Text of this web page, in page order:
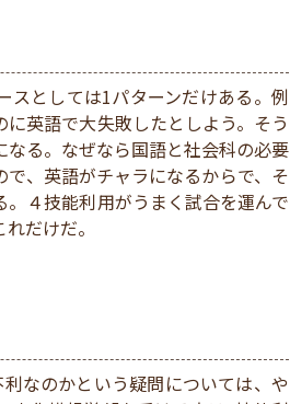
スとしては1パターンだけある。例
英語で大失敗したとしよう。そう
る。なぜなら国語と社会科の必要
、英語がチャラになるからで、そ
４技能利用がうまく試合を運んで
だけだ。
なのかという疑問については、や